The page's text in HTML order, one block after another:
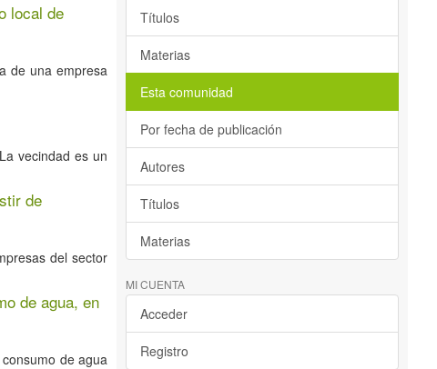
local de
de una empresa
vecindad es un
de
del sector
de agua, en
de agua
Títulos
Materias
Esta comunidad
Por fecha de publicación
Autores
Títulos
Materias
MI CUENTA
Acceder
Registro